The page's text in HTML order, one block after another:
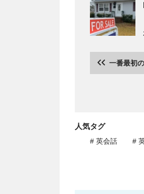
一番最初
人気タグ
# 英会話 #